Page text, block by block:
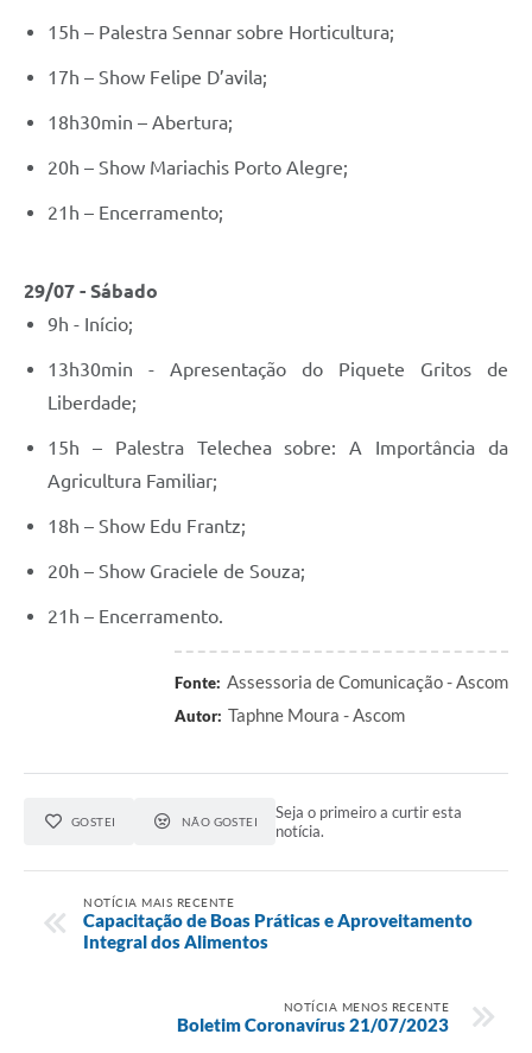
15h – Palestra Sennar sobre Horticultura;
17h – Show Felipe D’avila;
18h30min – Abertura;
20h – Show Mariachis Porto Alegre;
21h – Encerramento;
29/07 - Sábado
9h - Início;
13h30min - Apresentação do Piquete Gritos de
Liberdade;
15h – Palestra Telechea sobre: A Importância da
Agricultura Familiar;
18h – Show Edu Frantz;
20h – Show Graciele de Souza;
21h – Encerramento.
Fonte: Assessoria de Comunicação - Ascom
Autor: Taphne Moura - Ascom
GOSTEI NÃO GOSTEI
Seja o primeiro a curtir esta
notícia.
NOTÍCIA MAIS RECENTE
Capacitação de Boas Práticas e Aproveitamento
Integral dos Alimentos
NOTÍCIA MENOS RECENTE
Boletim Coronavírus 21/07/2023